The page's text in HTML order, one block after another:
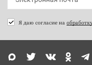
Я даю согласие на